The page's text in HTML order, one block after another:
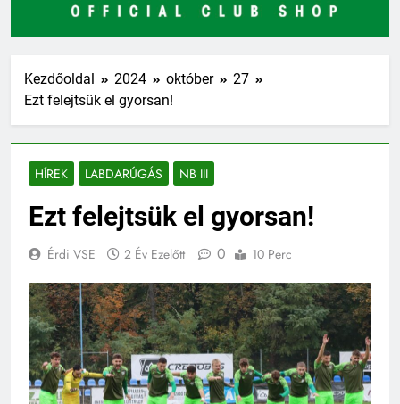
Kezdőoldal 2024 október
27
Ezt felejtsük el gyorsan!
HÍREK LABDARÚGÁS NB III
Ezt felejtsük el gyorsan!
Érdi VSE 2 Év Ezelőtt 0 10 Perc